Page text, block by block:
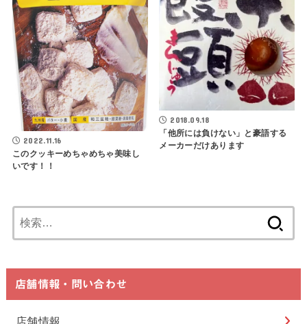
2022.11.16
このクッキーめちゃめちゃ美味し
いです！！
2018.09.18
「他所には負けない」と豪語する
メーカーだけあります
索:
店舗情報・問い合わせ
店舗情報